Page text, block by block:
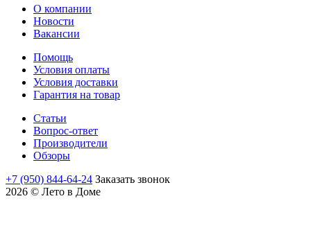
О компании
Новости
Вакансии
Помощь
Условия оплаты
Условия доставки
Гарантия на товар
Статьи
Вопрос-ответ
Производители
Обзоры
+7 (950) 844-64-24 Заказать звонок
2026 © Лето в Доме